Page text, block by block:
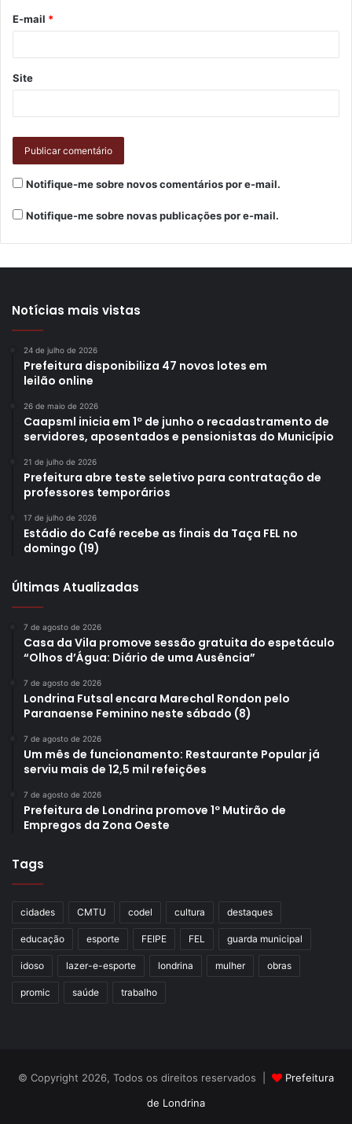
E-mail *
Site
Notifique-me sobre novos comentários por e-mail.
Notifique-me sobre novas publicações por e-mail.
Notícias mais vistas
24 de julho de 2026
Prefeitura disponibiliza 47 novos lotes em
leilão online
26 de maio de 2026
Caapsml inicia em 1º de junho o recadastramento de
servidores, aposentados e pensionistas do Município
21 de julho de 2026
Prefeitura abre teste seletivo para contratação de
professores temporários
17 de julho de 2026
Estádio do Café recebe as finais da Taça FEL no
domingo (19)
Últimas Atualizadas
7 de agosto de 2026
Casa da Vila promove sessão gratuita do espetáculo
“Olhos d’Água: Diário de uma Ausência”
7 de agosto de 2026
Londrina Futsal encara Marechal Rondon pelo
Paranaense Feminino neste sábado (8)
7 de agosto de 2026
Um mês de funcionamento: Restaurante Popular já
serviu mais de 12,5 mil refeições
7 de agosto de 2026
Prefeitura de Londrina promove 1º Mutirão de
Empregos da Zona Oeste
Tags
cidades CMTU codel cultura destaques
educação esporte FEIPE FEL guarda municipal
idoso lazer-e-esporte londrina mulher obras
promic saúde trabalho
© Copyright 2026, Todos os direitos reservados |
Prefeitura
de Londrina